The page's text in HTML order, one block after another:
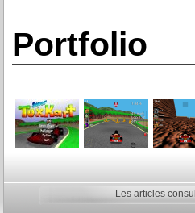
Portfolio
Les articles